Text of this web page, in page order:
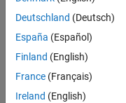
können
die
Suchkriterien
weiter
fassen
oder
Deutschland (Deutsch)
España (Español)
Finland (English)
France (Français)
Ireland (English)